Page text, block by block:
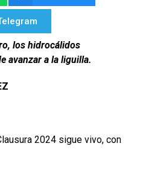
los hidrocálidos
avanzar a la liguilla.
2024 sigue vivo, con